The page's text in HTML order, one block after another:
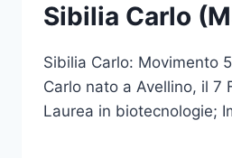
Sibilia Carlo
Sibilia Carlo: Movimento
Carlo nato a Avellino, il 7
Laurea in biotecnologie;